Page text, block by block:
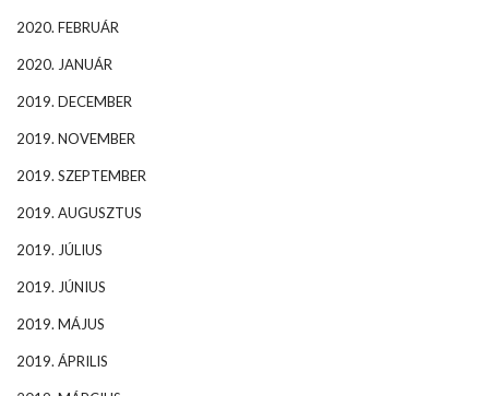
2020. FEBRUÁR
2020. JANUÁR
2019. DECEMBER
2019. NOVEMBER
2019. SZEPTEMBER
2019. AUGUSZTUS
2019. JÚLIUS
2019. JÚNIUS
2019. MÁJUS
2019. ÁPRILIS